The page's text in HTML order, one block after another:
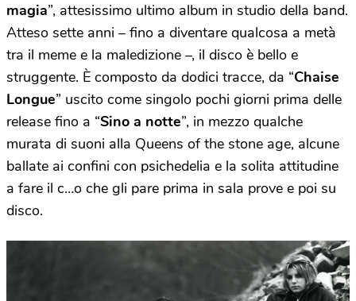
magia”, attesissimo ultimo album in studio della band.
Atteso sette anni – fino a diventare qualcosa a metà
tra il meme e la maledizione –, il disco è bello e
struggente. È composto da dodici tracce, da “Chaise
Longue” uscito come singolo pochi giorni prima delle
release fino a “Sino a notte”, in mezzo qualche
murata di suoni alla Queens of the stone age, alcune
ballate ai confini con psichedelia e la solita attitudine
a fare il c…o che gli pare prima in sala prove e poi su
disco.